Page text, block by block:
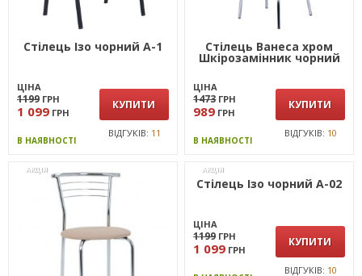
Стілець Ізо чорний А-1
ЦІНА
1199 ГРН
1 099 ГРН
КУПИТИ
В НАЯВНОСТІ
ВІДГУКІВ: 11
Стілець Ванеса хром
Шкірозамінник чорний
ЦІНА
1473 ГРН
989 ГРН
КУПИТИ
В НАЯВНОСТІ
ВІДГУКІВ: 10
АКЦІЯ АКЦІЯ